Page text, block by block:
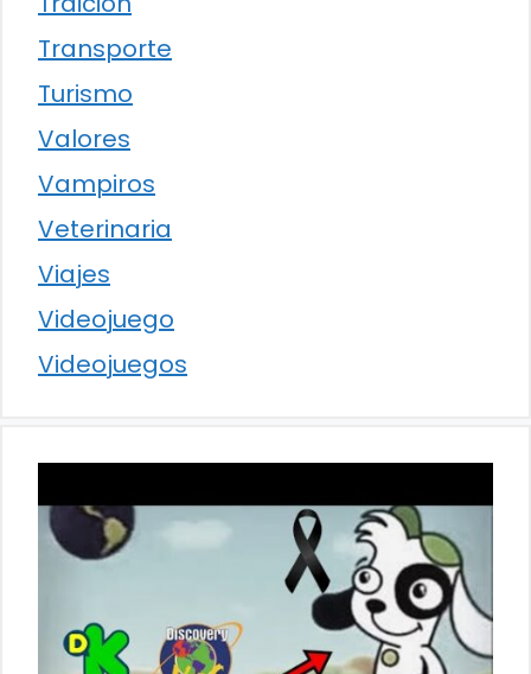
Transporte
Turismo
Valores
Vampiros
Veterinaria
Viajes
Videojuego
Videojuegos